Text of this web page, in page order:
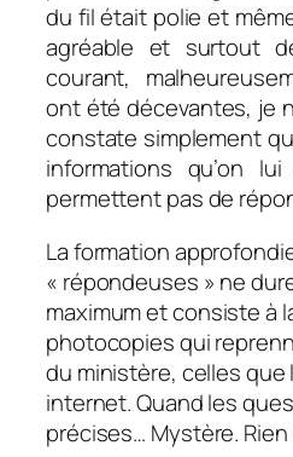
du fil était polie et
agréable et surtout
courant,
ont été décevantes, je
constate simplement
informations qu’on
permettent pas de
La formation
« répondeuses » ne
maximum et consiste à
photocopies qui
du ministère, celles que
internet. Quand les
précises… Mystère. Rien